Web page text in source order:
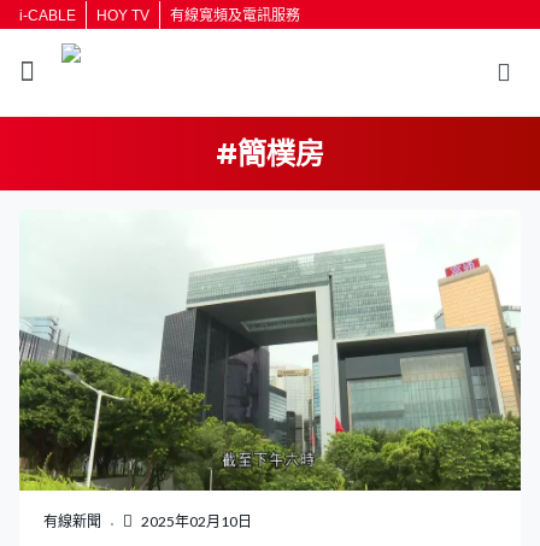
i-CABLE HOY TV 有線寬頻及電訊服務
#簡樸房
按輸入鍵開始搜尋
有線新聞 2025年02月10日